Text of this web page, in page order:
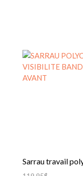
Sarrau travail